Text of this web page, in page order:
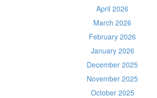
April 2026
March 2026
February 2026
January 2026
December 2025
November 2025
October 2025